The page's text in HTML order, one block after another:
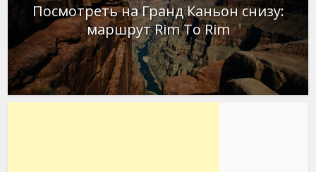
Посмотреть на Гранд Каньон снизу:
маршрут Rim To Rim